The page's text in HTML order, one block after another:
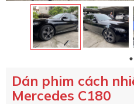
Dán phim cách
Mercedes C180